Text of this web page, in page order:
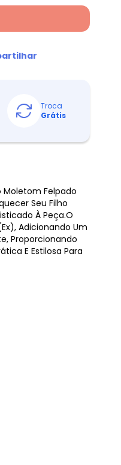
Troca
Grátis
Moletom Felpado
Seu Filho
À Peça.O
Adicionando Um
Proporcionando
E Estilosa Para